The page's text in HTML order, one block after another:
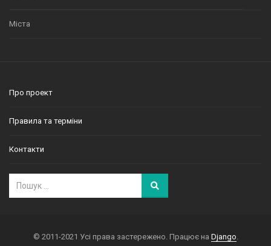
Міста
Про проект
Правила та терміни
Контакти
© 2011-2021 Усі права застережено. Працює на Django.